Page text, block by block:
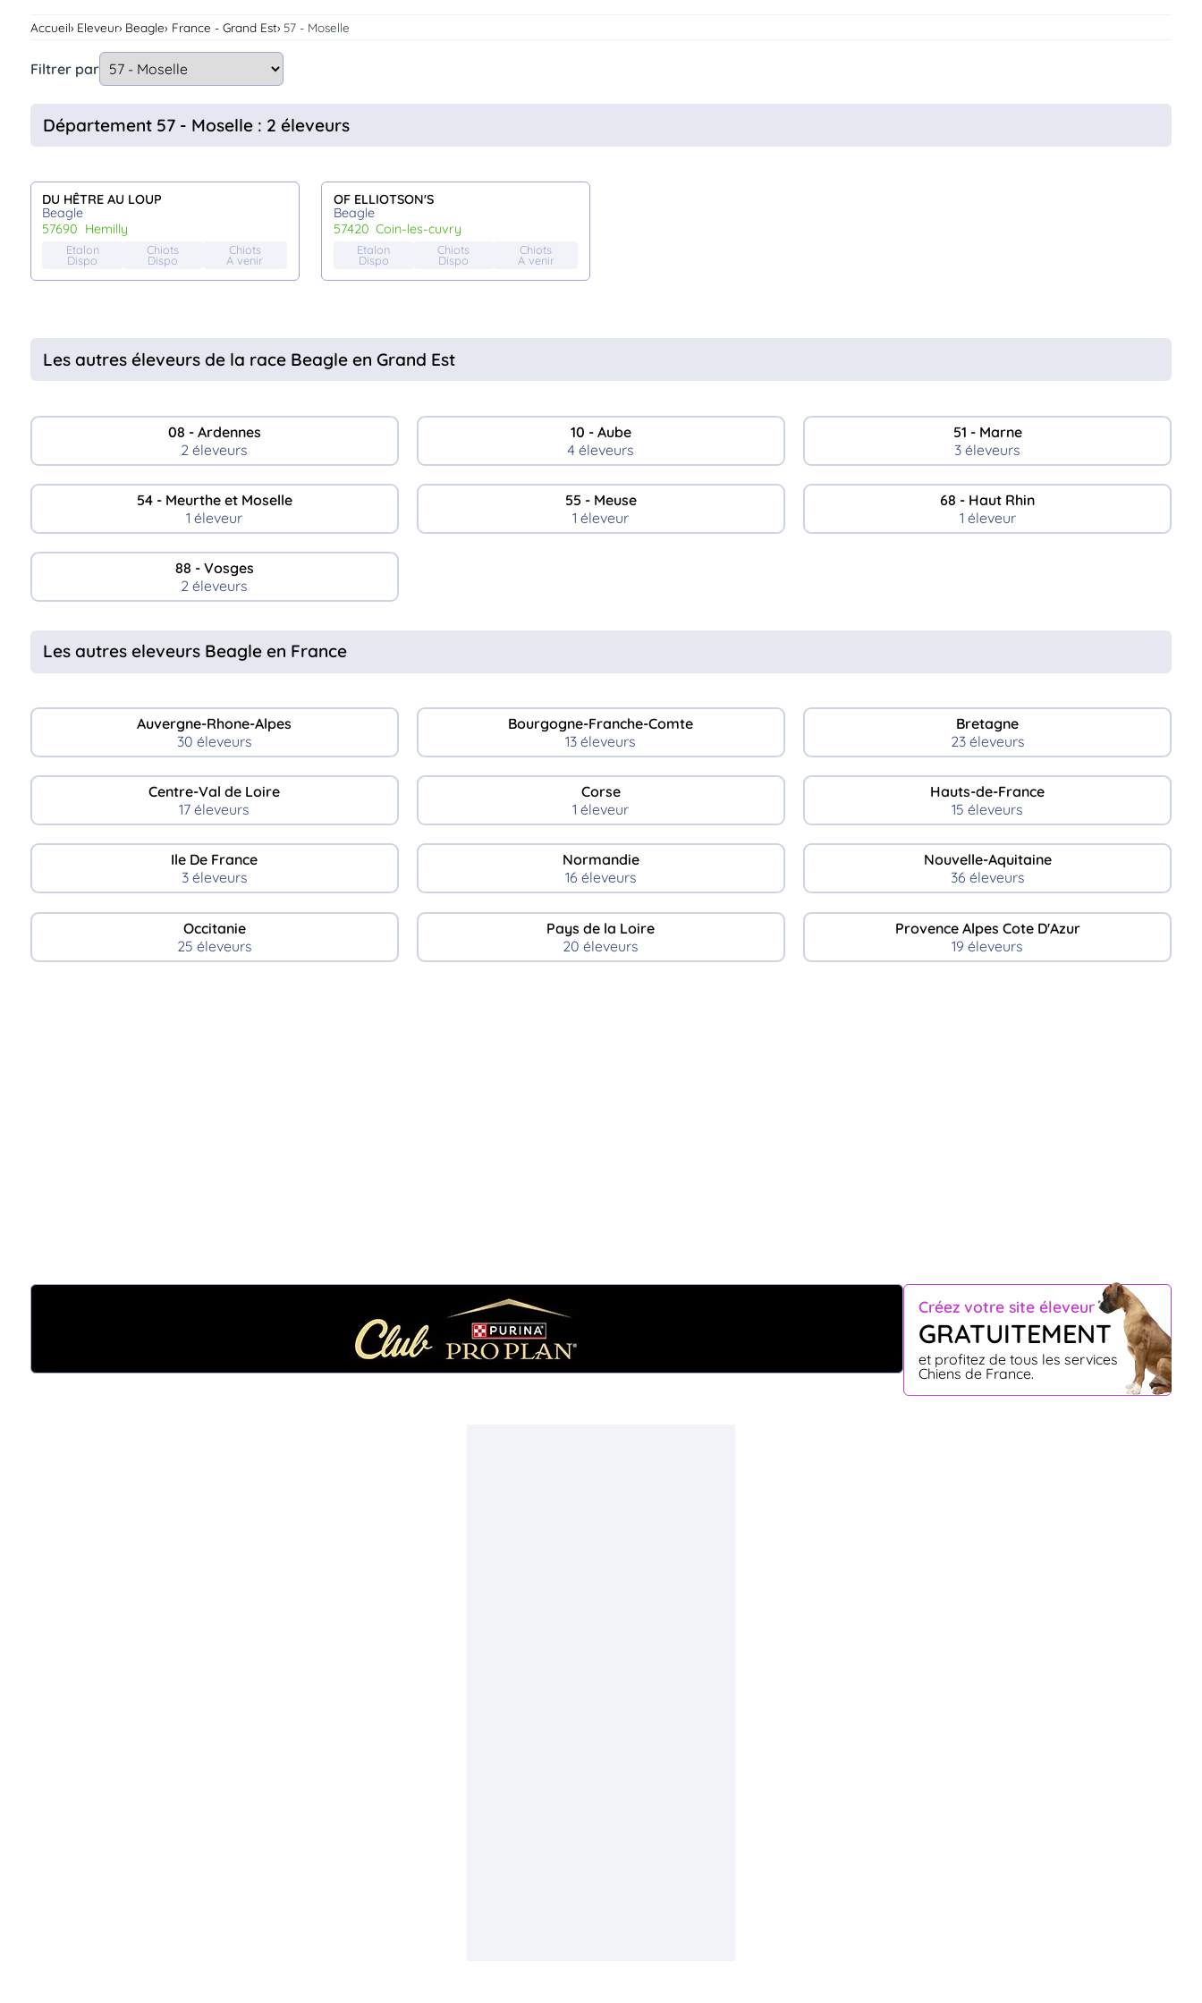
Connexion
Accueil Eleveur Beagle France - Grand Est 57 - Moselle
Filtrer par
Département 57 - Moselle : 2 éleveurs
DU HÊTRE AU LOUP
Beagle
57690
hemilly
Etalon
Dispo
Chiots
Dispo
Chiots
A venir
OF ELLIOTSON'S
Beagle
57420
coin-les-cuvry
Etalon
Dispo
Chiots
Dispo
Chiots
A venir
Les autres éleveurs de la race Beagle en Grand Est
08 - Ardennes
2 éleveurs
10 - Aube
4 éleveurs
51 - Marne
3 éleveurs
54 - Meurthe et Moselle
1 éleveur
55 - Meuse
1 éleveur
68 - Haut Rhin
1 éleveur
88 - Vosges
2 éleveurs
Les autres eleveurs Beagle en France
Auvergne-Rhone-Alpes
30 éleveurs
Bourgogne-Franche-Comte
13 éleveurs
Bretagne
23 éleveurs
Centre-Val de Loire
17 éleveurs
Corse
1 éleveur
Hauts-de-France
15 éleveurs
Ile De France
3 éleveurs
Normandie
16 éleveurs
Nouvelle-Aquitaine
36 éleveurs
Occitanie
25 éleveurs
Pays de la Loire
20 éleveurs
Provence Alpes Cote D'Azur
19 éleveurs
Créez votre site éleveur
GRATUITEMENT
et profitez de tous les services
Chiens de France.